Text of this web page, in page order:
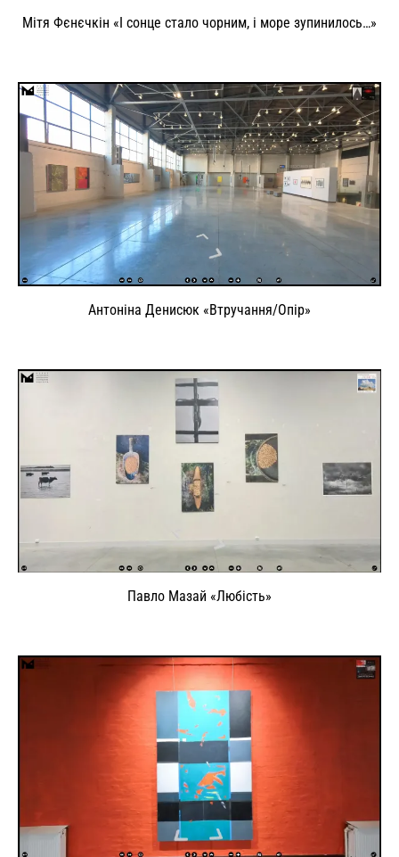
Мітя Фєнєчкін «І сонце стало чорним, і море зупинилось…»
Антоніна Денисюк «Втручання/Опір»
Павло Мазай «Любість»